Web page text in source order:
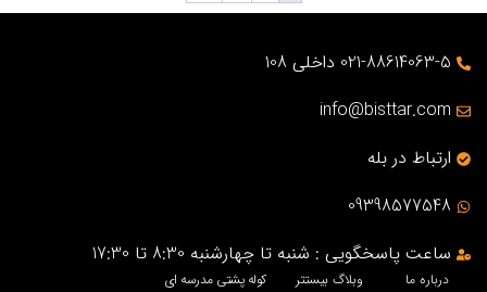
021-88614063-5 داخلی 108
info@bisttar.com
ارتباط در بله
09398577548
ساعت پاسخگویی : شنبه تا چهارشنبه 8:30 تا 17:30
درباره ما
وبلاگ بیستتر
کوله پشتی مدرسه ای